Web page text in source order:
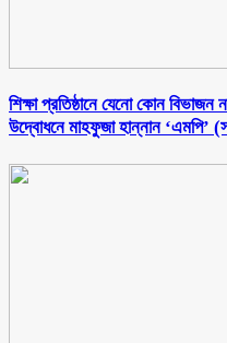
শিক্ষা প্রতিষ্ঠানে যেনো কোন
উদ্বোধনে মাহফুজা হান্নান ‘এমপি’